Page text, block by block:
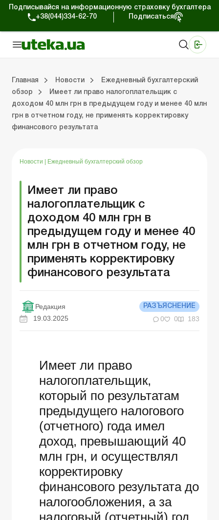
Подписывайся на информационную страховку бухгалтера
+38(044)334-62-70
Подписаться
Главная Новости
Ежедневный бухгалтерский
обзор
Имеет ли право налогоплательщик с
доходом 40 млн грн в предыдущем году и менее 40 млн
грн в отчетном году, не применять корректировку
финансового результата
Новости Ежедневный бухгалтерский обзор
Имеет ли право
налогоплательщик с
доходом 40 млн грн в
предыдущем году и менее 40
млн грн в отчетном году, не
применять корректировку
финансового результата
Редакция РАЗЪЯСНЕНИЕ
19.03.2025 0 0 183
Имеет ли право
налогоплательщик,
который по результатам
предыдущего налогового
(отчетного) года имел
доход, превышающий 40
млн грн, и осуществлял
корректировку
финансового результата до
налогообложения, а за
налоговый (отчетный) год